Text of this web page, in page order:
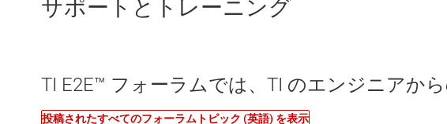
サポートとトレーニング
TI E2E™ フォーラムでは、TI のエンジニアか
投稿されたすべてのフォーラムトピック (英語) を表示